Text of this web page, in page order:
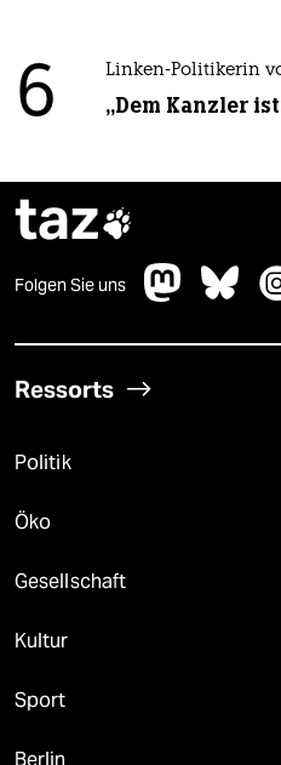
6 Linken-Politikerin
„Dem Kanzler
taz
Folgen Sie uns
Ressorts
Politik
Öko
Gesellschaft
Kultur
Sport
Berlin